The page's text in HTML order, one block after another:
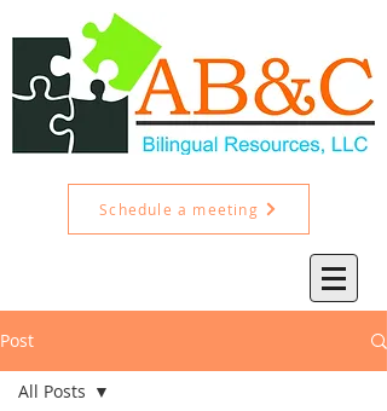
Schedule a meeting
Post
All Posts